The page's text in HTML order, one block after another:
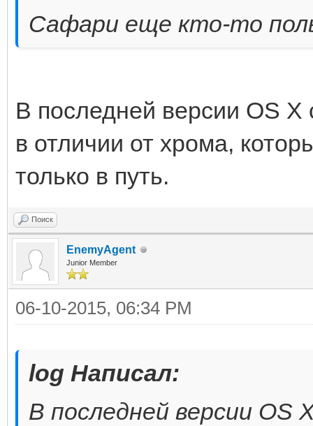
Сафари еще кто-то
В последней версии OS
в отличии от хрома,
только в путь.
Поиск
EnemyAgent
Junior Member
06-10-2015, 06:34 PM
log Написал:
В последней версии OS